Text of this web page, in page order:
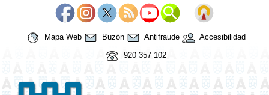
Mapa Web Buzón Antifraude
Accesibilidad
920 357 102